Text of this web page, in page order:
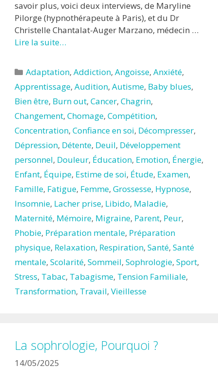
savoir plus, voici deux interviews, de Maryline
Pilorge (hypnothérapeute à Paris), et du Dr
Christelle Chantalat-Auger Marzano, médecin …
Lire la suite…
Catégories
Adaptation,Addiction,Angoisse,Anxiété,
Apprentissage, Audition, Autisme, Baby blues,
Bien être, Burn out, Cancer, Chagrin,
Changement, Chomage, Compétition,
Concentration, Confiance en soi, Décompresser,
Dépression, Détente, Deuil, Développement
personnel, Douleur, Éducation, Emotion, Énergie,
Enfant, Équipe, Estime de soi, Étude, Examen,
Famille, Fatigue, Femme, Grossesse, Hypnose,
Insomnie, Lacher prise, Libido, Maladie,
Maternité, Mémoire, Migraine, Parent, Peur,
Phobie, Préparation mentale, Préparation
physique, Relaxation, Respiration, Santé, Santé
mentale, Scolarité, Sommeil, Sophrologie, Sport,
Stress, Tabac, Tabagisme, Tension Familiale,
Transformation, Travail, Vieillesse
La sophrologie, Pourquoi ?
14/05/2025